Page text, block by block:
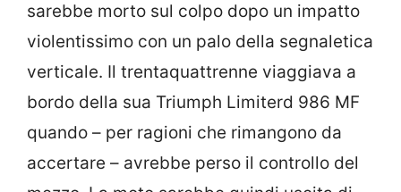
sarebbe morto sul colpo dopo un impatto
violentissimo con un palo della segnaletica
verticale. Il trentaquattrenne viaggiava a
bordo della sua Triumph Limiterd 986 MF
quando – per ragioni che rimangono da
accertare – avrebbe perso il controllo del